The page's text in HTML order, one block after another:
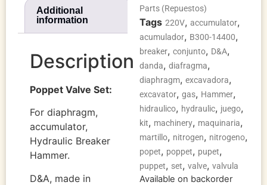
Additional
information
Description
Poppet Valve Set:
For diaphragm,
accumulator,
Hydraulic Breaker
Hammer.
D&A, made in
Parts (Repuestos)
Tags 220V, accumulator,
acumulador, B300-14400,
breaker, conjunto, D&A,
danda, diafragma,
diaphragm, excavadora,
excavator, gas, Hammer,
hidraulico, hydraulic, juego,
kit, machinery, maquinaria,
martillo, nitrogen, nitrogeno,
popet, poppet, pupet,
puppet, set, valve, valvula
Available on backorder